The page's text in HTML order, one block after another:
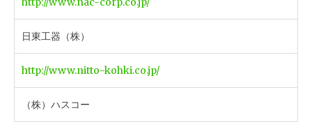
日東工器（株）
http://www.nitto-kohki.co.jp/
（株）ハスコー